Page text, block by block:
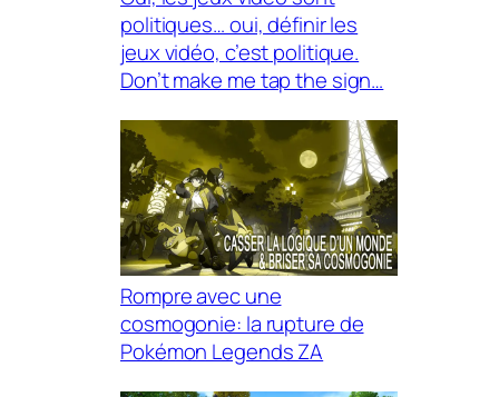
politiques… oui, définir les
jeux vidéo, c’est politique.
Don’t make me tap the sign…
Rompre avec une
cosmogonie: la rupture de
Pokémon Legends ZA